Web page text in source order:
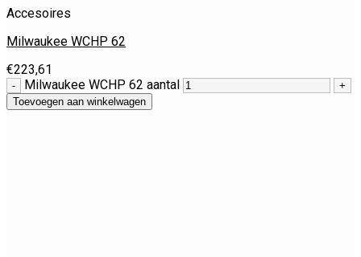
Accesoires
Milwaukee WCHP 62
€223,61
Milwaukee WCHP 62 aantal
Toevoegen aan winkelwagen